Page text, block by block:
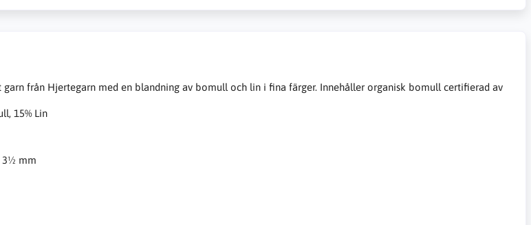
garn från Hjertegarn med en blandning av bomull och lin i fina färger. Innehåller organisk bomull certifierad av
15% Lin
3½ mm